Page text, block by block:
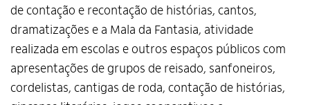
de contação e recontação de histórias, cantos,
dramatizações e a Mala da Fantasia, atividade
realizada em escolas e outros espaços públicos com
apresentações de grupos de reisado, sanfoneiros,
cordelistas, cantigas de roda, contação de histórias,